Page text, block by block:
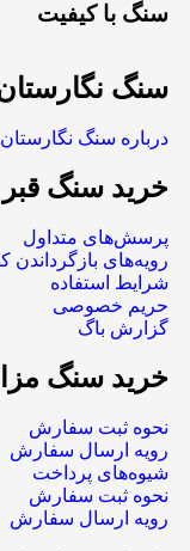
سنگ با کیفیت
سنگ
درباره سنگ نگارستان
خرید سنگ قبر
پرسش‌های متداول
رویه‌های بازگرداندن
شرایط استفاده
حریم خصوصی
گزارش باگ
خرید سنگ
نحوه ثبت سفارش
رویه ارسال سفارش
شیوه‌های پرداخت
نحوه ثبت سفارش
رویه ارسال سفارش